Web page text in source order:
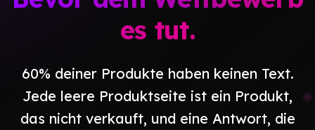
es tut.
60% deiner Produkte haben keinen Text.
Jede leere Produktseite ist ein Produkt,
das nicht verkauft, und eine Antwort, die